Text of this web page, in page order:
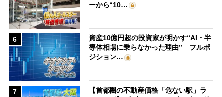
ーから“10…
6
資産10億円超の投資家が明かす“AI・半
導体相場に乗らなかった理由” フルポ
ジション…
7
【首都圏の不動産価格「危ない駅」ラ